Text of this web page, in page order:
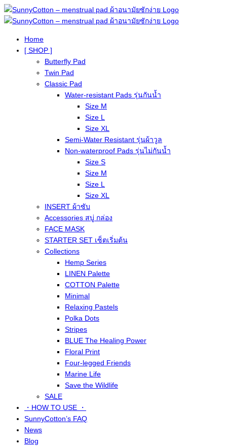
Home
[ SHOP ]
Butterfly Pad
Twin Pad
Classic Pad
Water-resistant Pads รุ่นกันน้ำ
Size M
Size L
Size XL
Semi-Water Resistant รุ่นผ้าวูล
Non-waterproof Pads รุ่นไม่กันน้ำ
Size S
Size M
Size L
Size XL
INSERT ผ้าซับ
Accessories สบู่ กล่อง
FACE MASK
STARTER SET เซ็ตเริ่มต้น
Collections
Hemp Series
LINEN Palette
COTTON Palette
Minimal
Relaxing Pastels
Polka Dots
Stripes
BLUE The Healing Power
Floral Print
Four-legged Friends
Marine Life
Save the Wildlife
SALE
・HOW TO USE ・
SunnyCotton’s FAQ
News
Blog